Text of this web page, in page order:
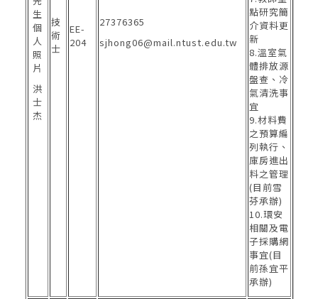
洪
士
杰
技
術
士
EE-
204
27376365
sjhong06@mail.ntust.edu.tw
點研究簡
介資料更
新
8.溫室氣
體排放源
盤查、冷
氣清洗事
宜
9.材料費
之預算編
列執行、
庫房進出
料之管理
(目前雪
芬承辦)
10.環安
相關及電
子採購網
事宜(目
前孫宜平
承辦)